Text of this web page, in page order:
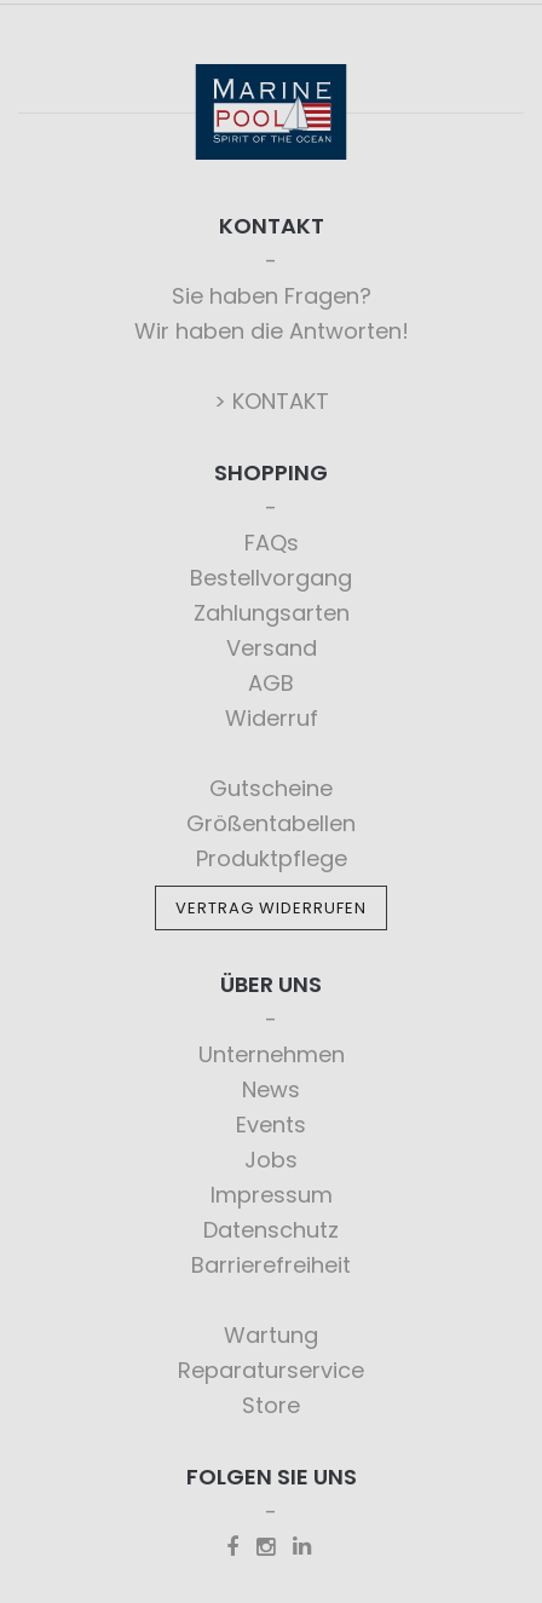
KONTAKT
Sie haben Fragen?
Wir haben die Antworten!
> KONTAKT
SHOPPING
FAQs
Bestellvorgang
Zahlungsarten
Versand
AGB
Widerruf
Gutscheine
Größentabellen
Produktpflege
VERTRAG WIDERRUFEN
ÜBER UNS
Unternehmen
News
Events
Jobs
Impressum
Datenschutz
Barrierefreiheit
Wartung
Reparaturservice
Store
FOLGEN SIE UNS